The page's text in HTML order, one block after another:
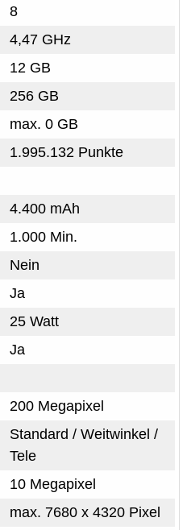
8
4,47 GHz
12 GB
256 GB
max. 0 GB
1.995.132 Punkte
4.400 mAh
1.000 Min.
Nein
Ja
25 Watt
Ja
200 Megapixel
Standard / Weitwinkel /
Tele
10 Megapixel
max. 7680 x 4320 Pixel